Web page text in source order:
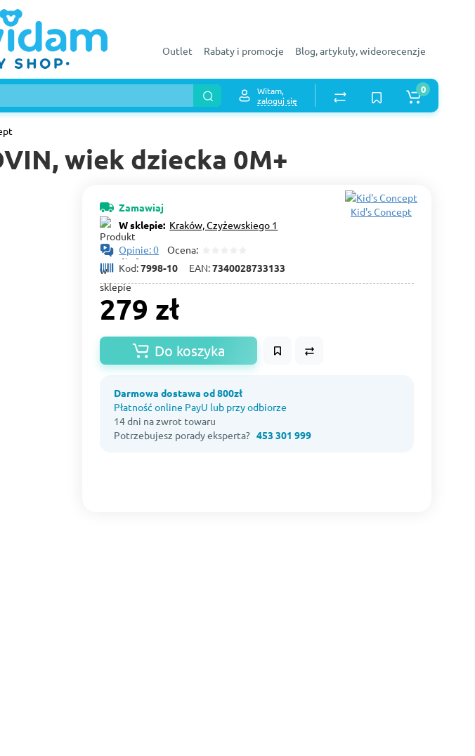
Outlet Rabaty i promocje Blog, artykuły, wideorecenzje
Witam,
zaloguj się
0
wiek dziecka 0M+
Zamawiaj
W sklepie: Kraków, Czyżewskiego 1
Opinie: 0 Ocena:
Kod:7998-10 EAN:7340028733133
Kid's Concept
279 zł
Do koszyka
Darmowa dostawa od 800zł
Płatność online PayU lub przy odbiorze
14 dni na zwrot towaru
Potrzebujesz porady eksperta?453 301 999